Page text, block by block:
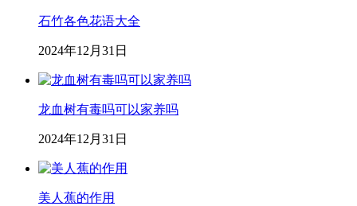
石竹各色花语大全
2024年12月31日
龙血树有毒吗可以家养吗
2024年12月31日
美人蕉的作用